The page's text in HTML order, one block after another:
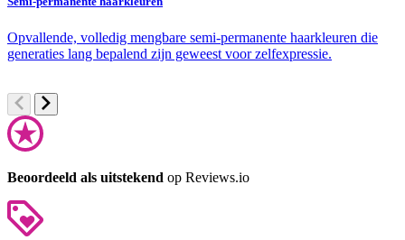
Opvallende, volledig mengbare semi-permanente haarkleuren die
generaties lang bepalend zijn geweest voor zelfexpressie.
Beoordeeld als uitstekend op Reviews.io